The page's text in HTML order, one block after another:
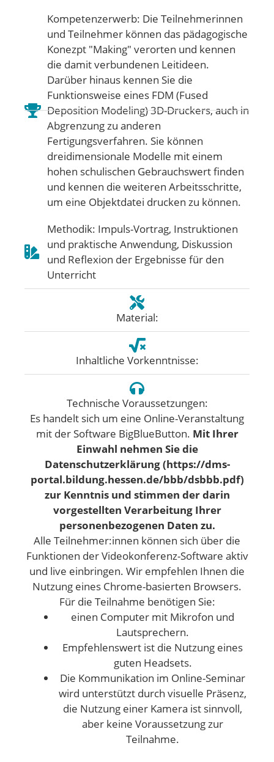
Kompetenzerwerb: Die Teilnehmerinnen
und Teilnehmer können das pädagogische
Konezpt "Making" verorten und kennen
die damit verbundenen Leitideen.
Darüber hinaus kennen Sie die
Funktionsweise eines FDM (Fused
Deposition Modeling) 3D-Druckers, auch in
Abgrenzung zu anderen
Fertigungsverfahren. Sie können
dreidimensionale Modelle mit einem
hohen schulischen Gebrauchswert finden
und kennen die weiteren Arbeitsschritte,
um eine Objektdatei drucken zu können.
Methodik: Impuls-Vortrag, Instruktionen
und praktische Anwendung, Diskussion
und Reflexion der Ergebnisse für den
Unterricht
Material:
Inhaltliche Vorkenntnisse:
Technische Voraussetzungen:
Es handelt sich um eine Online-Veranstaltung
mit der Software BigBlueButton. Mit Ihrer
Einwahl nehmen Sie die
Datenschutzerklärung (https://dms-
portal.bildung.hessen.de/bbb/dsbbb.pdf)
zur Kenntnis und stimmen der darin
vorgestellten Verarbeitung Ihrer
personenbezogenen Daten zu.
Alle Teilnehmer:innen können sich über die
Funktionen der Videokonferenz-Software aktiv
und live einbringen. Wir empfehlen Ihnen die
Nutzung eines Chrome-basierten Browsers.
Für die Teilnahme benötigen Sie:
einen Computer mit Mikrofon und
Lautsprechern.
Empfehlenswert ist die Nutzung eines
guten Headsets.
Die Kommunikation im Online-Seminar
wird unterstützt durch visuelle Präsenz,
die Nutzung einer Kamera ist sinnvoll,
aber keine Voraussetzung zur
Teilnahme.